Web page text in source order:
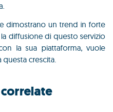
dimostrano un trend in forte
diffusione di questo servizio
la sua piattaforma, vuole
crescita.